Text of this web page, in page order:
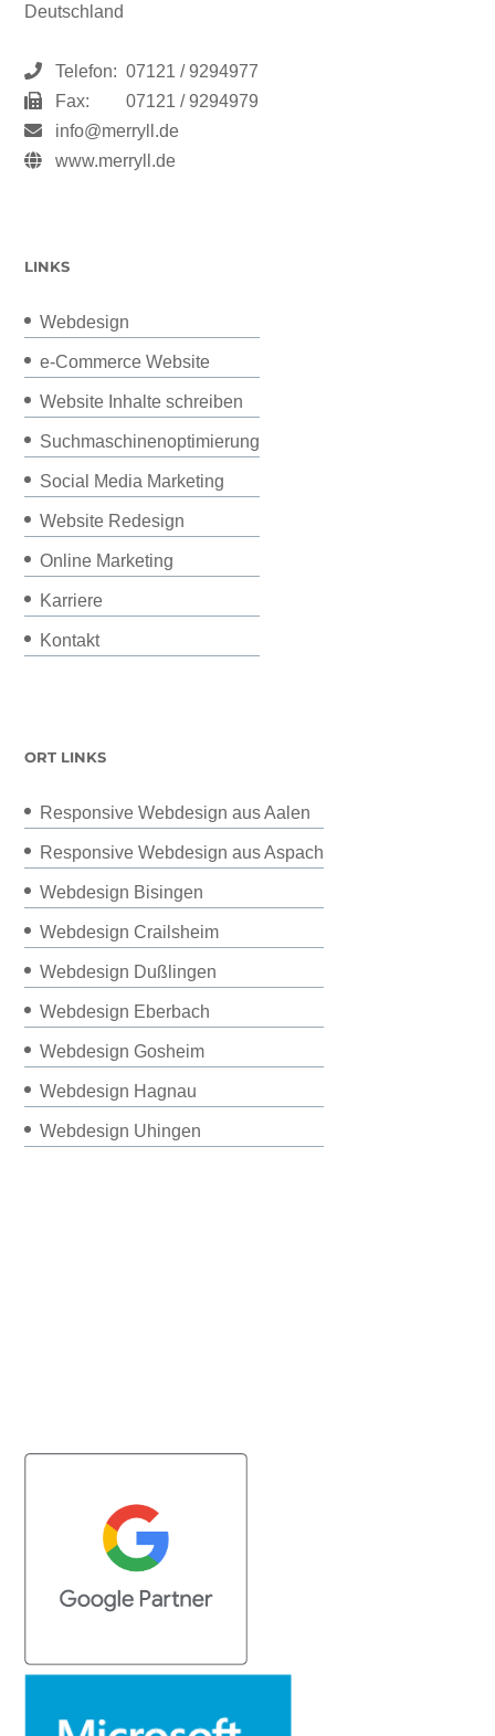
Deutschland
Telefon: 07121 / 9294977
Fax:
07121 / 9294979
info@merryll.de
www.merryll.de
LINKS
Webdesign
e-Commerce Website
Website Inhalte schreiben
Suchmaschinenoptimierung
Social Media Marketing
Website Redesign
Online Marketing
Karriere
Kontakt
ORT LINKS
Responsive Webdesign aus Aalen
Responsive Webdesign aus Aspach
Webdesign Bisingen
Webdesign Crailsheim
Webdesign Dußlingen
Webdesign Eberbach
Webdesign Gosheim
Webdesign Hagnau
Webdesign Uhingen